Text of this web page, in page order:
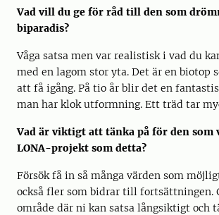
Vad vill du ge för råd till den som
biparadis?
Våga satsa men var realistisk i vad du
med en lagom stor yta. Det är en biotop
att få igång. På tio år blir det en
man har klok utformning. Ett träd tar
Vad är viktigt att tänka på för den som
LONA-projekt som detta?
Försök få in så många värden som
också fler som bidrar till fortsättningen.
område där ni kan satsa långsiktigt och